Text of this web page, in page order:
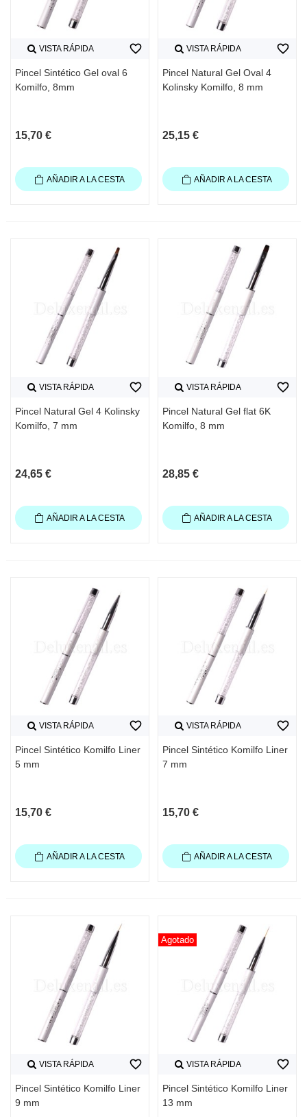
VISTA RÁPIDA
Pincel Sintético Gel oval 6
Komilfo, 8mm
15,70 €
favorite_border
AÑADIR A LA CESTA
VISTA RÁPIDA
Pincel Natural Gel Oval 4
Kolinsky Komilfo, 8 mm
25,15 €
favorite_border
AÑADIR A LA CESTA
VISTA RÁPIDA
Pincel Natural Gel 4 Kolinsky
Komilfo, 7 mm
24,65 €
favorite_border
AÑADIR A LA CESTA
VISTA RÁPIDA
Pincel Natural Gel flat 6K
Komilfo, 8 mm
28,85 €
favorite_border
AÑADIR A LA CESTA
VISTA RÁPIDA
Pincel Sintético Komilfo Liner
5 mm
15,70 €
favorite_border
AÑADIR A LA CESTA
VISTA RÁPIDA
Pincel Sintético Komilfo Liner
7 mm
15,70 €
favorite_border
AÑADIR A LA CESTA
VISTA RÁPIDA
Pincel Sintético Komilfo Liner
9 mm
favorite_border
Agotado
VISTA RÁPIDA
Pincel Sintético Komilfo Liner
13 mm
favorite_border